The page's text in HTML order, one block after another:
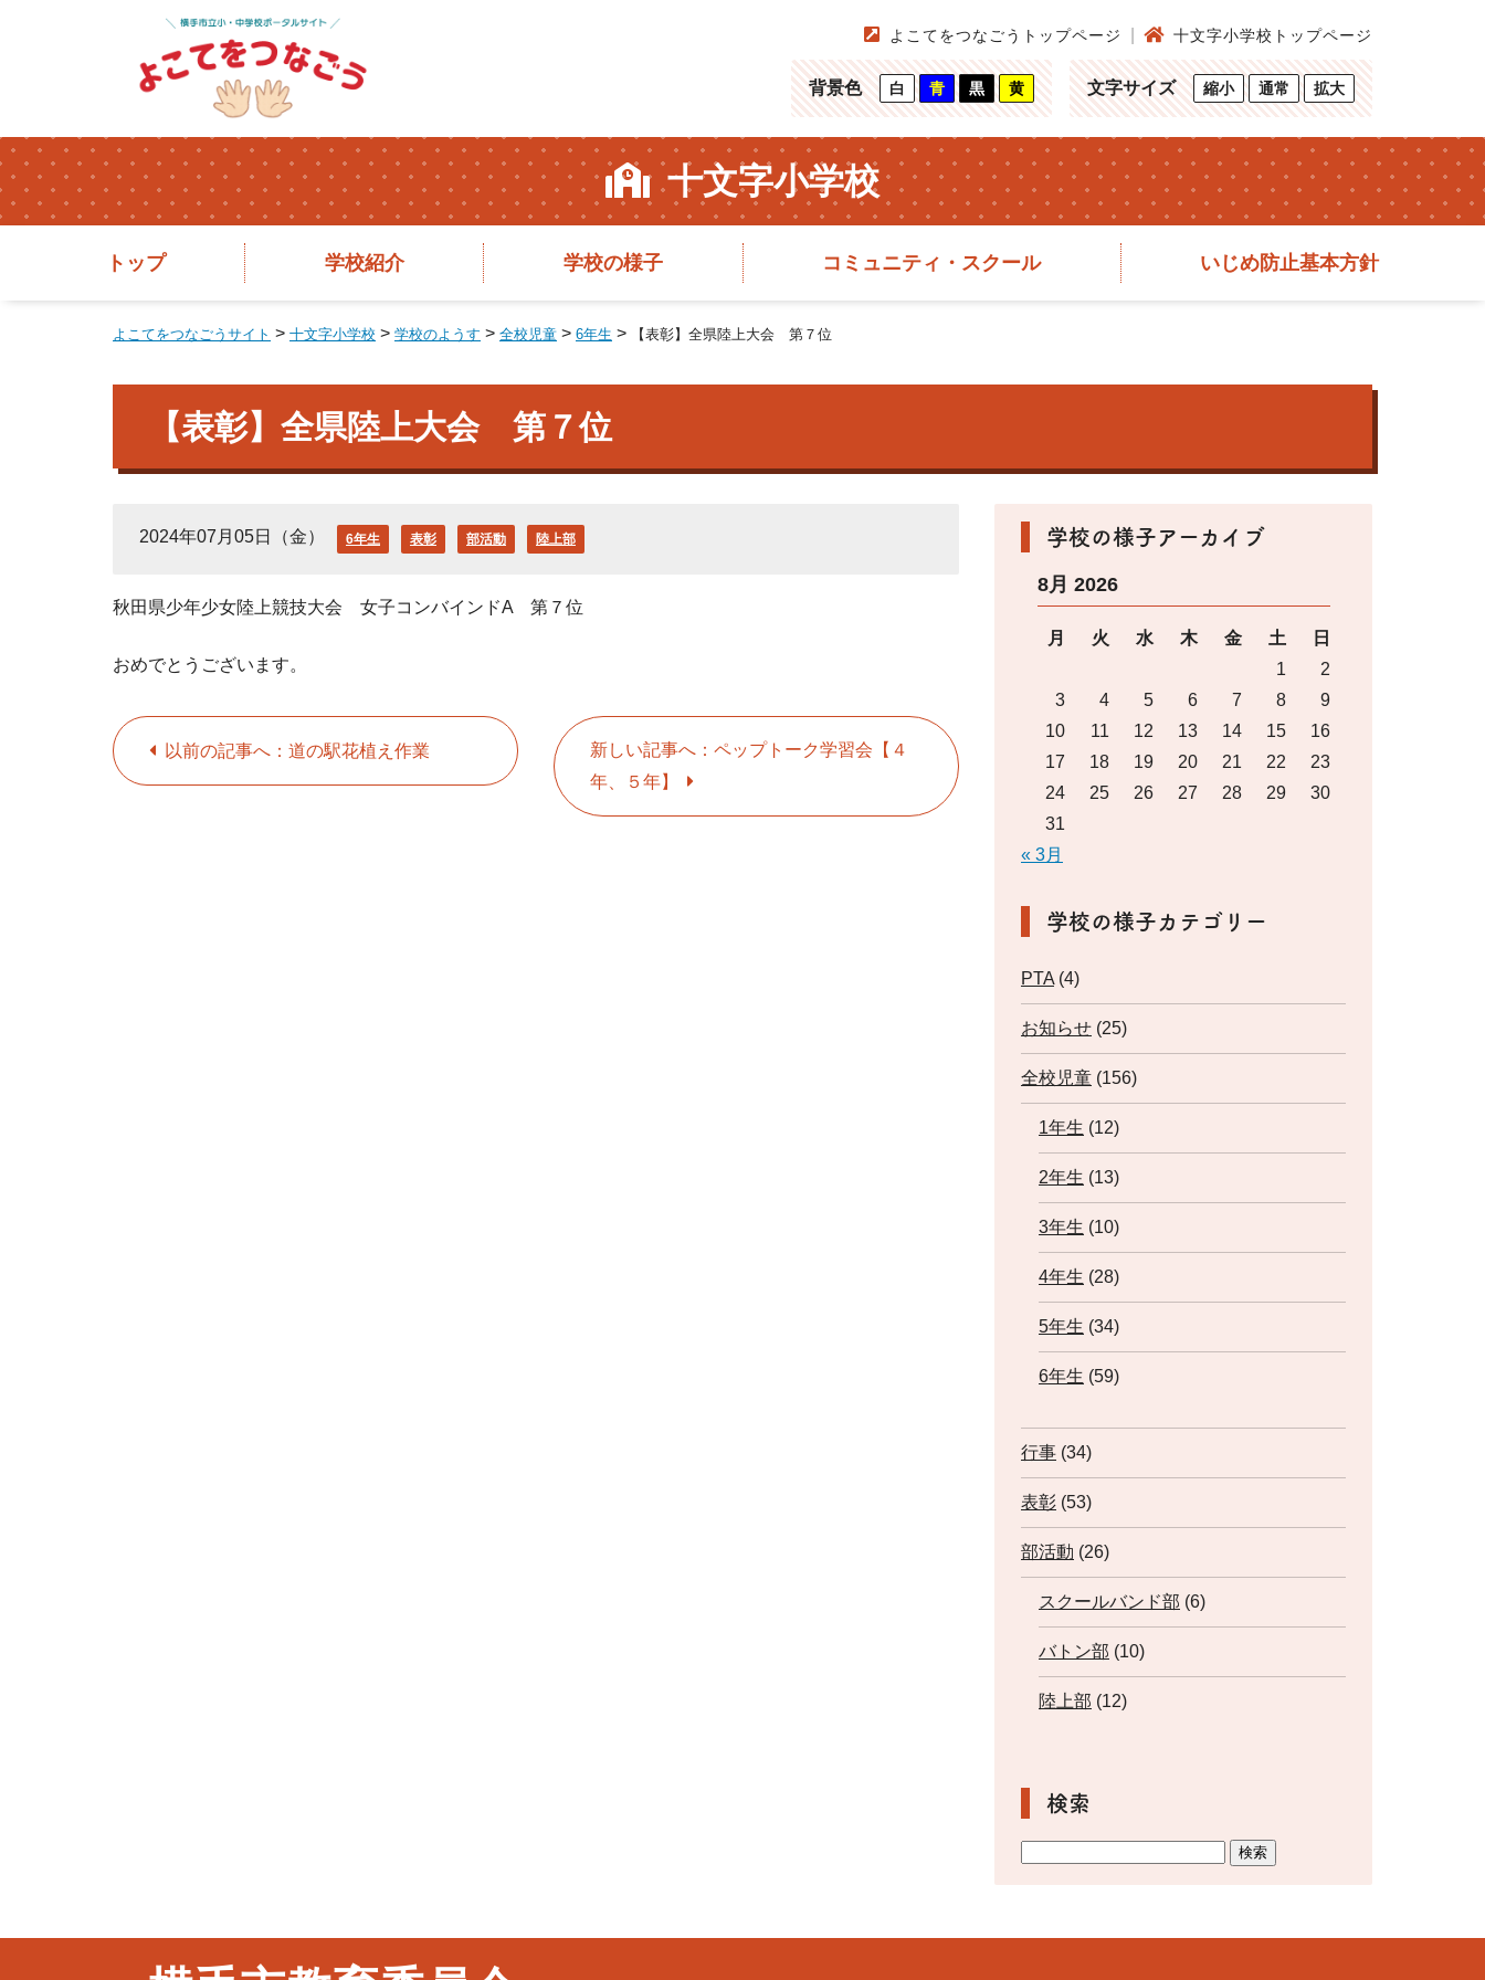
よこてをつなごうトップページ 十文字小学校トップページ
背景色 白 青 黒 黄 文字サイズ 縮小 通常 拡大
十文字小学校
トップ 学校紹介 学校の様子 コミュニティ・スクール いじめ防止基本方針
よこてをつなごうサイト > 十文字小学校 > 学校のようす > 全校児童 > 6年生 > 【表彰】全県陸上大会 第７位
【表彰】全県陸上大会 第７位
2024年07月05日（金） 6年生 表彰 部活動 陸上部
秋田県少年少女陸上競技大会 女子コンバインドA 第７位
おめでとうございます。
以前の記事へ：道の駅花植え作業
新しい記事へ：ペップトーク学習会【４
年、５年】
学校の様子アーカイブ
8月 2026
月 火 水 木 金 土
日
1
2
3
4 5 6 7 8
9
10
11 12 13 14 15
16
17
18 19 20 21 22
23
24
25 26 27 28 29
30
31
« 3月
学校の様子カテゴリー
PTA (4)
お知らせ (25)
全校児童 (156)
1年生 (12)
2年生 (13)
3年生 (10)
4年生 (28)
5年生 (34)
6年生 (59)
行事 (34)
表彰 (53)
部活動 (26)
スクールバンド部 (6)
バトン部 (10)
陸上部 (12)
検索